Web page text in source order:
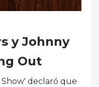
y Johnny
Out
declaró que